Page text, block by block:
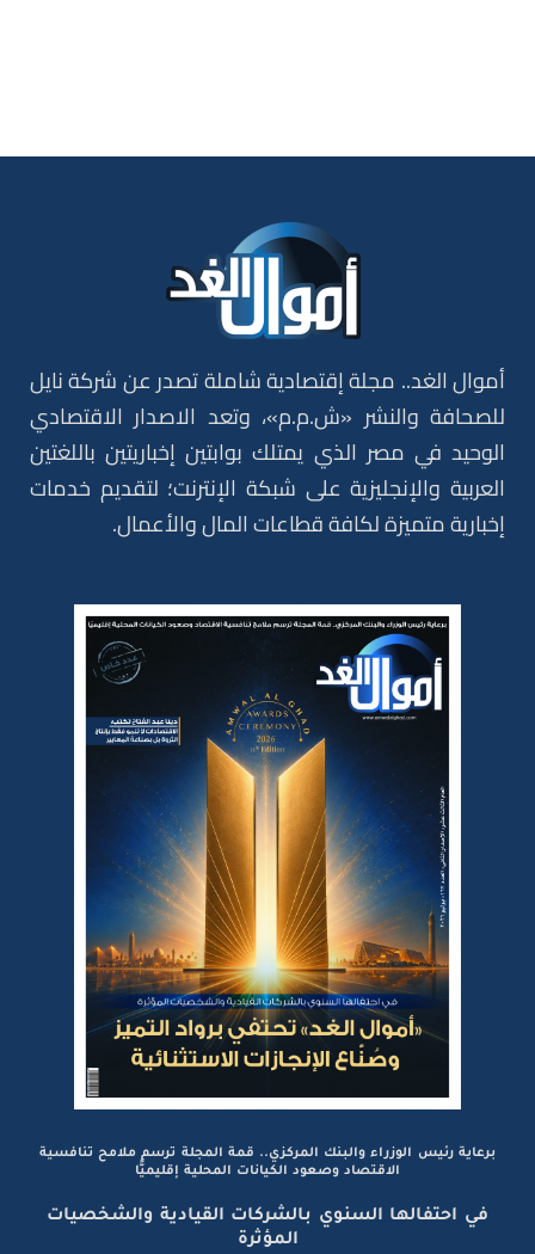
أموال الغد.. مجلة إقتصادية شاملة تصدر عن شركة نايل
للصحافة والنشر «ش.م.م»، وتعد الاصدار الاقتصادي
الوحيد في مصر الذي يمتلك بوابتين إخباريتين باللغتين
العربية والإنجليزية على شبكة الإنترنت؛ لتقديم خدمات
إخبارية متميزة لكافة قطاعات المال والأعمال.
برعاية رئيس الوزراء والبنك المركزي.. قمة المجلة ترسم ملامح تنافسية
الاقتصاد وصعود الكيانات المحلية إقليميًّا
في احتفالها السنوي بالشركات القيادية والشخصيات
المؤثرة